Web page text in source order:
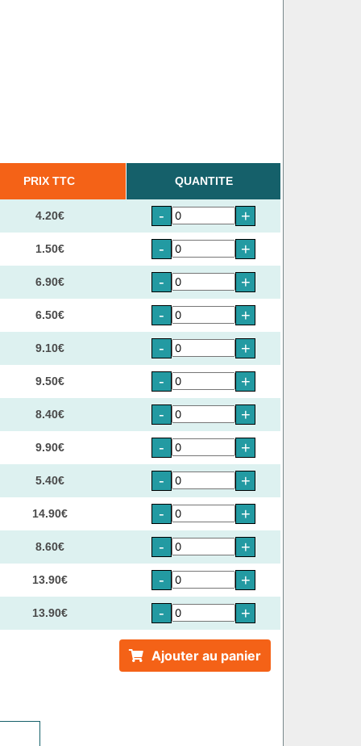
PRIX TTC QUANTITE
4.20€ - +
1.50€ - +
6.90€ - +
6.50€ - +
9.10€ - +
9.50€ - +
8.40€ - +
9.90€ - +
5.40€ - +
14.90€ - +
8.60€ - +
13.90€ - +
13.90€ - +
Ajouter au panier